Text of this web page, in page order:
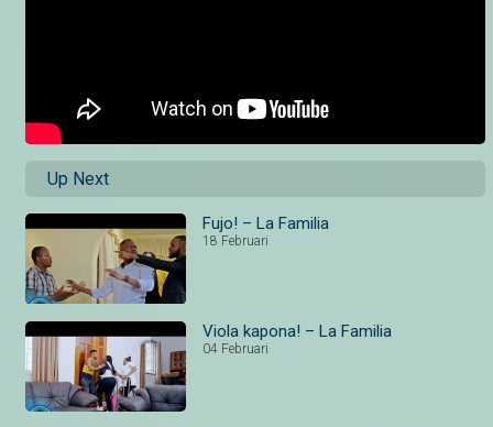
Up Next
Fujo! – La Familia
18 Februari
Viola kapona! – La Familia
04 Februari